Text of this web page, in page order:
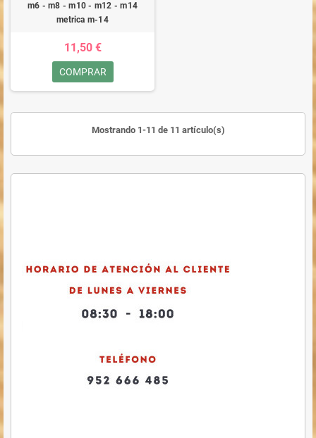
m6 - m8 - m10 - m12 - m14
metrica m-14
11,50 €
COMPRAR
Mostrando 1-11 de 11 artículo(s)